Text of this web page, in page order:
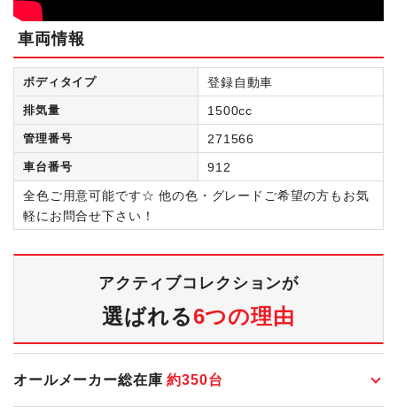
車両情報
ボディタイプ 登録自動車
排気量 1500cc
管理番号 271566
車台番号
912
全色ご用意可能です☆ 他の色・グレードご希望の方もお気
軽にお問合せ下さい！
アクティブコレクションが
選ばれる6つの理由
オールメーカー総在庫約350台